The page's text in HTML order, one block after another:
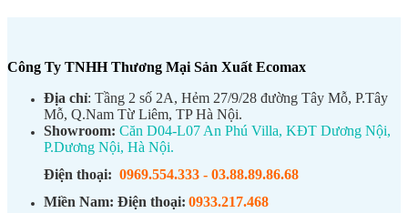
Công Ty TNHH Thương Mại Sản Xuất Ecomax
Địa chỉ: Tầng 2 số 2A, Hẻm 27/9/28 đường Tây Mỗ, P.Tây
Mỗ, Q.Nam Từ Liêm, TP Hà Nội.
Showroom: Căn D04-L07 An Phú Villa, KĐT Dương Nội,
P.Dương Nội, Hà Nội.
Điện thoại: 0969.554.333 - 03.88.89.86.68
Miền Nam: Điện thoại: 0933.217.468